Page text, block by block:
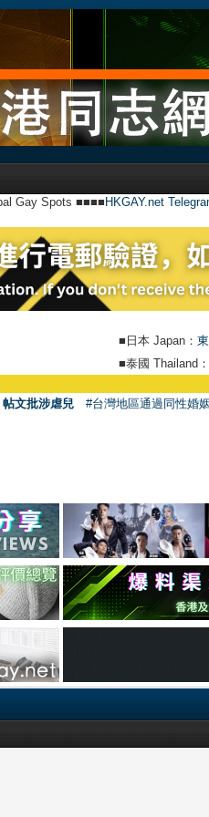
Gay Spots ■■■■ HKGAY.net
■日本 Japan：
■泰國 Thailand：
文批涉虐兒 #台灣地區通過同性婚姻